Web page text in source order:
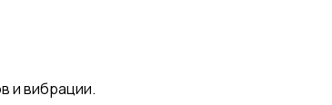
и вибрации.